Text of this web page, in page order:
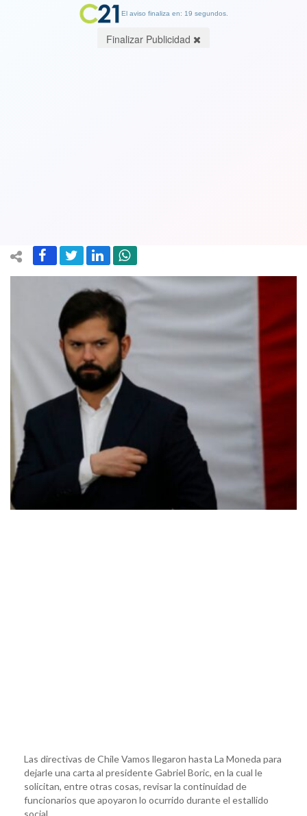
Las directivas de Chile Vamos llegaron hasta La Moneda para
dejarle una carta al presidente Gabriel Boric, en la cual le
solicitan, entre otras cosas, revisar la continuidad de
funcionarios que apoyaron lo ocurrido durante el estallido
social.
El aviso finaliza en: 19 segundos.
Finalizar Publicidad